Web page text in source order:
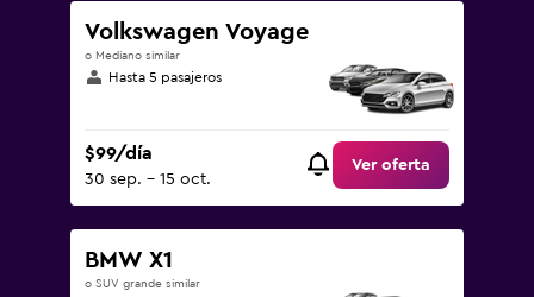
Volkswagen Voyage
o Mediano similar
Hasta 5 pasajeros
$99/día
30 sep. - 15 oct.
Ver oferta
BMW X1
o SUV grande similar